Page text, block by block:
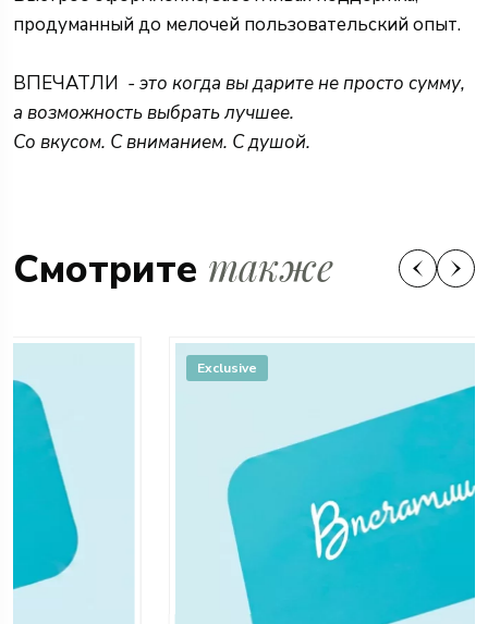
продуманный до мелочей пользовательский опыт.
ВПЕЧАТЛИ - это когда вы дарите не просто сумму,
а возможность выбрать лучшее.
Со вкусом. С вниманием. С душой.
Смотрите также